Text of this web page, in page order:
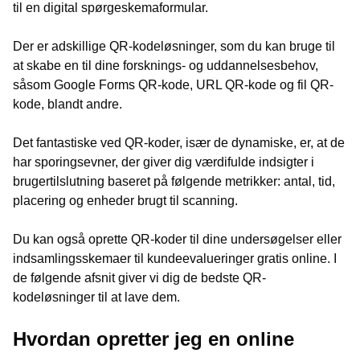
til en digital spørgeskemaformular.
Der er adskillige QR-kodeløsninger, som du kan bruge til
at skabe en til dine forsknings- og uddannelsesbehov,
såsom Google Forms QR-kode, URL QR-kode og fil QR-
kode, blandt andre.
Det fantastiske ved QR-koder, især de dynamiske, er, at de
har sporingsevner, der giver dig værdifulde indsigter i
brugertilslutning baseret på følgende metrikker: antal, tid,
placering og enheder brugt til scanning.
Du kan også oprette QR-koder til dine undersøgelser eller
indsamlingsskemaer til kundeevalueringer gratis online. I
de følgende afsnit giver vi dig de bedste QR-
kodeløsninger til at lave dem.
Hvordan opretter jeg en online